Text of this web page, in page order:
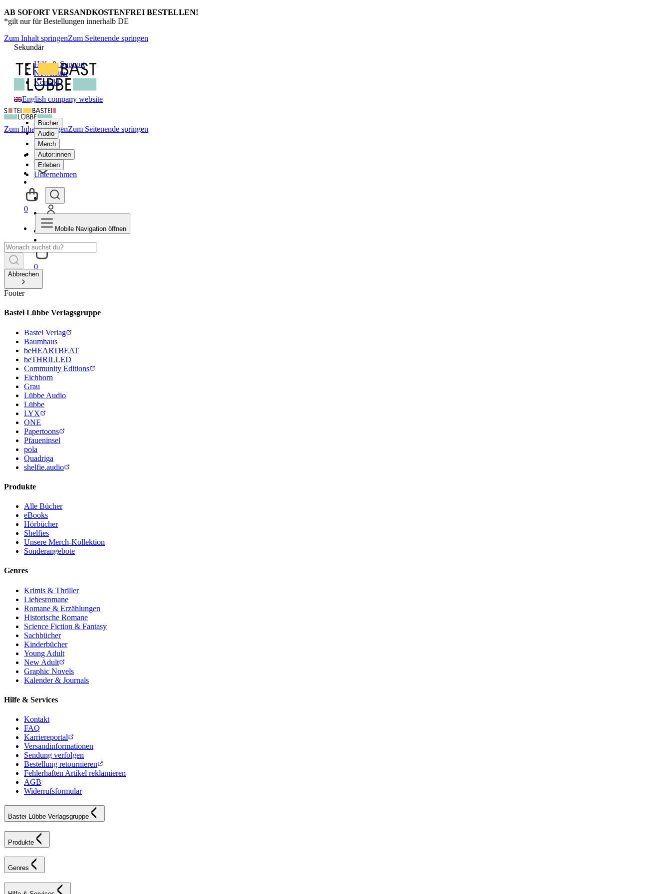
AB SOFORT VERSANDKOSTENFREI BESTELLEN!
*gilt nur für Bestellungen innerhalb DE
Zum Inhalt springenZum Seitenende springen
Sekundär
Hilfe & Support
Newsletter
Kontakt
English company website
Bücher
Audio
Merch
Autor:innen
Erleben
Unternehmen
0
Zum Inhalt springenZum Seitenende springen
0
Mobile Navigation öffnen
Abbrechen
Footer
Bastei Lübbe Verlagsgruppe
Bastei Verlag
Baumhaus
beHEARTBEAT
beTHRILLED
Community Editions
Eichborn
Grau
Lübbe Audio
Lübbe
LYX
ONE
Papertoons
Pfaueninsel
pola
Quadriga
shelfie.audio
Produkte
Alle Bücher
eBooks
Hörbücher
Shelfies
Unsere Merch-Kollektion
Sonderangebote
Genres
Krimis & Thriller
Liebesromane
Romane & Erzählungen
Historische Romane
Science Fiction & Fantasy
Sachbücher
Kinderbücher
Young Adult
New Adult
Graphic Novels
Kalender & Journals
Hilfe & Services
Kontakt
FAQ
Karriereportal
Versandinformationen
Sendung verfolgen
Bestellung retournieren
Fehlerhaften Artikel reklamieren
AGB
Widerrufsformular
Bastei Lübbe Verlagsgruppe
Produkte
Genres